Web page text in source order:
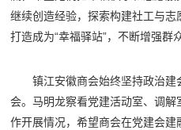
继续创造经验，探索构建社工与
打造成为“幸福驿站”，不断增强群
镇江安徽商会始终坚持政治
会。马明龙察看党建活动室、调
作开展情况，希望商会在党建会建